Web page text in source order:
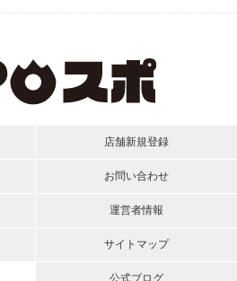
店舗新規登録
お問い合わせ
運営者情報
サイトマップ
公式ブログ